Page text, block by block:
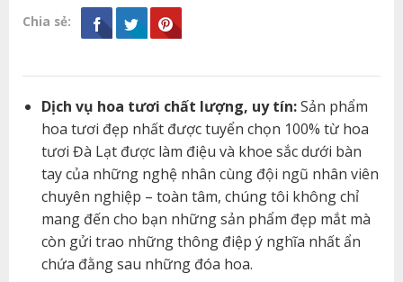
Chia sẻ:
Dịch vụ hoa tươi chất lượng, uy tín:Sản phẩm
hoa tươi đẹp nhất được tuyển chọn 100% từ hoa
tươi Đà Lạt được làm điệu và khoe sắc dưới bàn
tay của những nghệ nhân cùng đội ngũ nhân viên
chuyên nghiệp – toàn tâm, chúng tôi không chỉ
mang đến cho bạn những sản phẩm đẹp mắt mà
còn gửi trao những thông điệp ý nghĩa nhất ẩn
chứa đằng sau những đóa hoa.